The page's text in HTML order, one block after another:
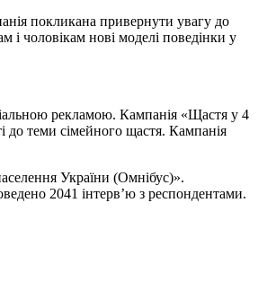
покликана привернути увагу до
і чоловікам нові моделі поведінки у
рекламою. Кампанія «Щастя у 4
до теми сімейного щастя. Кампанія
України (Омнібус)».
2041 інтерв’ю з респондентами.